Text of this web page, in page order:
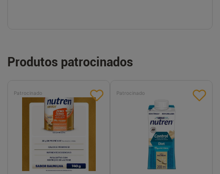
Produtos patrocinados
Patrocinado Patrocinado